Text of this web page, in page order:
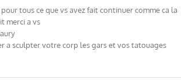
tous ce que vs avez fait continuer comme ca la
merci a vs
a sculpter votre corp les gars et vos tatouages